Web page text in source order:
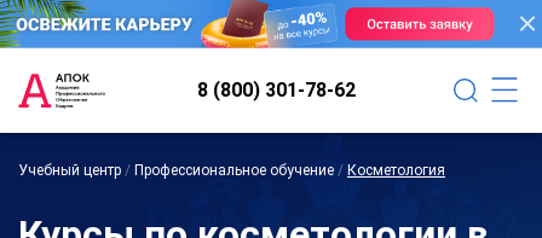
8 (800) 301-78-62
Учебный центр / Профессиональное обучение / Косметология